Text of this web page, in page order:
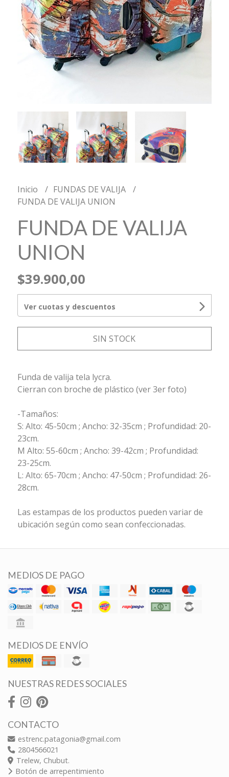
Inicio
FUNDAS DE VALIJA
FUNDA DE VALIJA UNION
FUNDA DE VALIJA
UNION
$39.900,00
Ver cuotas y descuentos
SIN STOCK
Funda de valija tela lycra.
Cierran con broche de plástico (ver 3er foto)
-Tamaños:
S: Alto: 45-50cm ; Ancho: 32-35cm ; Profundidad: 20-
23cm.
M Alto: 55-60cm ; Ancho: 39-42cm ; Profundidad:
23-25cm.
L: Alto: 65-70cm ; Ancho: 47-50cm ; Profundidad: 26-
28cm.
Las estampas de los productos pueden variar de
ubicación según como sean confeccionadas.
MEDIOS DE PAGO
MEDIOS DE ENVÍO
NUESTRAS REDES SOCIALES
CONTACTO
estrenc.patagonia@gmail.com
2804566021
Trelew, Chubut.
Botón de arrepentimiento